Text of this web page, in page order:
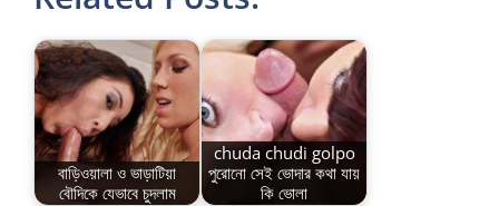
বাড়িওয়ালা ও ভাড়াটিয়া
বৌদিকে যেভাবে চুদলাম
chuda chudi golpo
পুরোনো সেই ভোদার কথা যায়
কি ভোলা